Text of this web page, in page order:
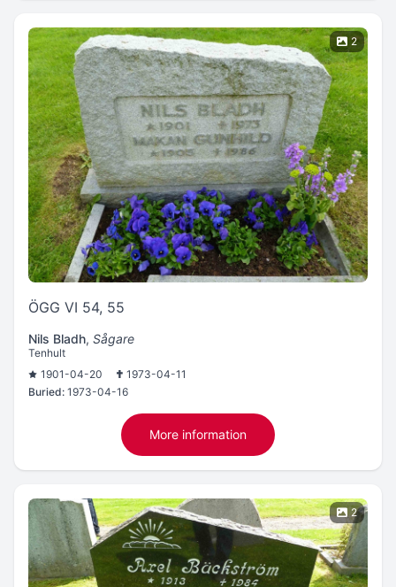
2
ÖGG VI 54, 55
Nils Bladh, Sågare
Tenhult
1901-04-20
1973-04-11
Buried: 1973-04-16
More information
2